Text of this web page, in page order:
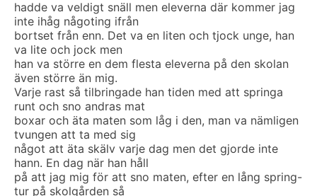
hadde va veldigt snäll men eleverna där kommer jag
inte ihåg någoting ifrån
bortset från enn. Det va en liten och tjock unge, han
va lite och jock men
han va större en dem flesta eleverna på den skolan
även större än mig.
Varje rast så tilbringade han tiden med att springa
runt och sno andras mat
boxar och äta maten som låg i den, man va nämligen
tvungen att ta med sig
något att äta skälv varje dag men det gjorde inte
hann. En dag när han håll
på att jag mig för att sno maten, efter en lång spring-
tur på skolgården så